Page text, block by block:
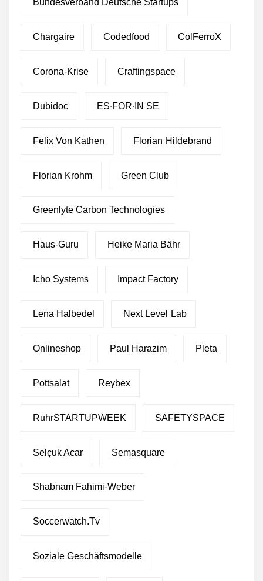
Bundesverband Deutsche Startups
Chargaire Codedfood ColFerroX
Corona-Krise Craftingspace
Dubidoc ES∙FOR∙IN SE
Felix Von Kathen Florian Hildebrand
Florian Krohm Green Club
Greenlyte Carbon Technologies
Haus-Guru Heike Maria Bähr
Icho Systems Impact Factory
Lena Halbedel Next Level Lab
Onlineshop Paul Harazim Pleta
Pottsalat Reybex
RuhrSTARTUPWEEK SAFETYSPACE
Selçuk Acar Semasquare
Shabnam Fahimi-Weber
Soccerwatch.tv
Soziale Geschäftsmodelle